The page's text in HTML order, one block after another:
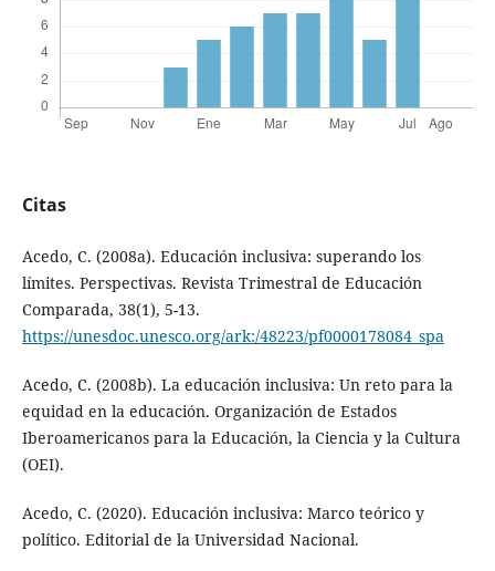
Citas
Acedo, C. (2008a). Educación inclusiva: superando los
límites. Perspectivas. Revista Trimestral de Educación
Comparada, 38(1), 5-13.
https://unesdoc.unesco.org/ark:/48223/pf0000178084_spa
Acedo, C. (2008b). La educación inclusiva: Un reto para la
equidad en la educación. Organización de Estados
Iberoamericanos para la Educación, la Ciencia y la Cultura
(OEI).
Acedo, C. (2020). Educación inclusiva: Marco teórico y
político. Editorial de la Universidad Nacional.